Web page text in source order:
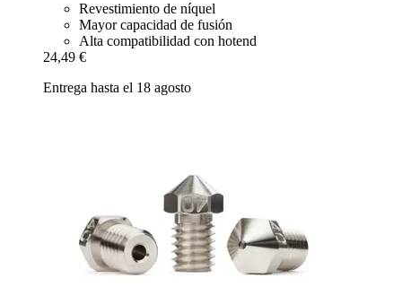
Revestimiento de níquel
Mayor capacidad de fusión
Alta compatibilidad con hotend
24,49 €
Entrega hasta el 18 agosto